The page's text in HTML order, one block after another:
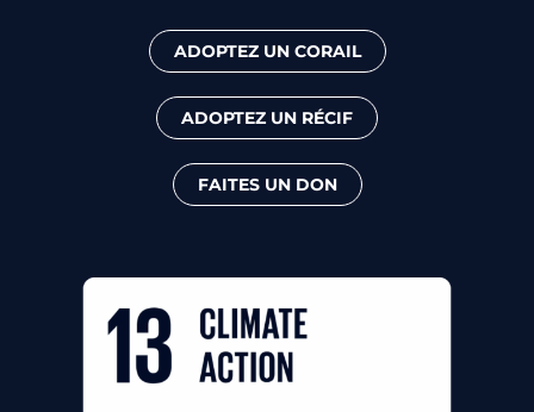
ADOPTEZ UN CORAIL
ADOPTEZ UN RÉCIF
FAITES UN DON